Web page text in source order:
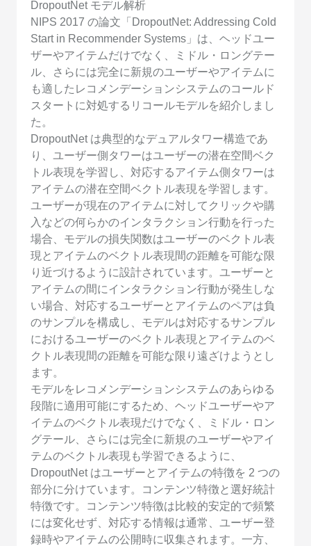
DropoutNet モデル解析
NIPS 2017 の論文「DropoutNet: Addressing Cold
Start in Recommender Systems」は、ヘッドユー
ザーやアイテムだけでなく、ミドル・ロングテー
ル、さらには完全に新規のユーザーやアイテムに
も適したレコメンデーションシステムのコールド
スタートに対処するリコールモデルを紹介しまし
た。
DropoutNet は典型的なデュアルタワー構造であ
り、ユーザー側タワーはユーザーの潜在空間ベク
トル表現を学習し、対応するアイテム側タワーは
アイテムの潜在空間ベクトル表現を学習します。
ユーザーが現在のアイテムに対してクリックや購
入などの何らかのインタラクション行動を行った
場合、モデルの損失関数はユーザーのベクトル表
現とアイテムのベクトル表現間の距離を可能な限
り近づけるように設計されています。ユーザーと
アイテムの間にインタラクション行動が発生しな
い場合、対応するユーザーとアイテムのペアは負
のサンプルを構成し、モデルは対応するサンプル
におけるユーザーのベクトル表現とアイテムのベ
クトル表現間の距離を可能な限り遠ざけようとし
ます。
モデルをレコメンデーションシステムのあらゆる
段階に適用可能にするため、ヘッドユーザーやア
イテムのベクトル表現だけでなく、ミドル・ロン
グテール、さらには完全に新規のユーザーやアイ
テムのベクトル表現も学習できるように、
DropoutNet はユーザーとアイテムの特徴を 2 つの
部分に分けています。コンテンツ特徴と選好統計
特徴です。コンテンツ特徴は比較的安定的で頻繁
には変化せず、対応する情報は通常、ユーザー登
録時やアイテムの公開時に収集されます。一方、